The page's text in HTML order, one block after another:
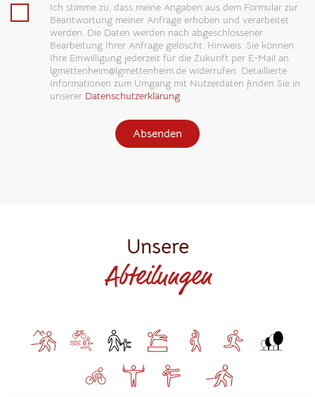
Ich stimme zu, dass meine Angaben aus dem Formular zur
Beantwortung meiner Anfrage erhoben und verarbeitet
werden. Die Daten werden nach abgeschlossener
Bearbeitung Ihrer Anfrage gelöscht. Hinweis: Sie können
Ihre Einwilligung jederzeit für die Zukunft per E-Mail an
lgmettenheim@lgmettenheim.de widerrufen. Detaillierte
Informationen zum Umgang mit Nutzerdaten finden Sie in
unserer Datenschutzerklärung.
Absenden
Unsere
Abteilungen